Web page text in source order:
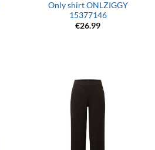
Only shirt ONLZIGGY
15377146
€26.99